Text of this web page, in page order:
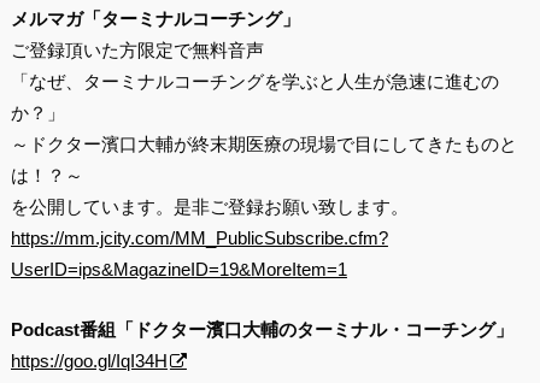
メルマガ「ターミナルコーチング」
ご登録頂いた方限定で無料音声
「なぜ、ターミナルコーチングを学ぶと人生が急速に進むの
か？」
～ドクター濱口大輔が終末期医療の現場で目にしてきたものと
は！？～
を公開しています。是非ご登録お願い致します。
https://mm.jcity.com/MM_PublicSubscribe.cfm?
UserID=ips&MagazineID=19&MoreItem=1
Podcast番組「ドクター濱口大輔のターミナル・コーチング」
https://goo.gl/IqI34H